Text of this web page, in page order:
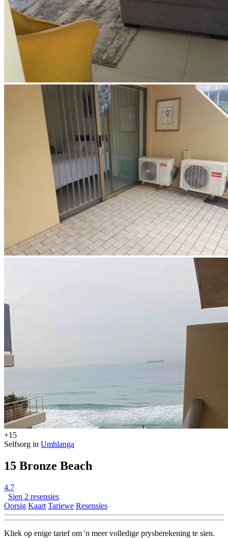
+15
Selfsorg in Umhlanga
15 Bronze Beach
4.7
Sien 2 resensies
Oorsig Kaart Tariewe Resensies
Kliek op enige tarief om 'n meer volledige prysberekening te sien.